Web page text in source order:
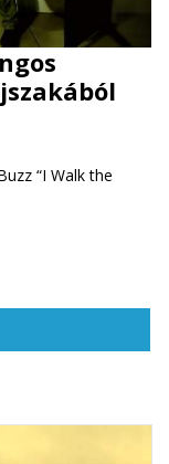
“I Walk the